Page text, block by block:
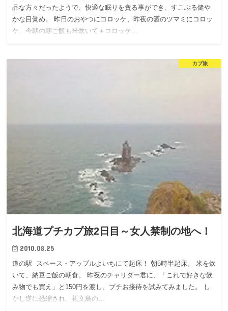
品な方々だったようで、快適な眠りを貪る事ができ、すこぶる健や
かな目覚め。 昨日のおやつにコロッケ、昨夜の酒のツマミにコロッ
ケ、今朝の朝ご飯も米炊いて＋コロッケ…
カブ旅
北海道プチカブ旅2日目～女人禁制の地へ！
2010.08.25
道の駅 スペース・アップルよいちにて起床！ 朝5時半起床。 米を炊
いて、納豆ご飯の朝食。 昨夜のチャリダー君に、「これで好きな飲
み物でも買え」と150円を渡し、プチお接待を試みてみました。 し
かし逆に恐縮され、礼文島の…